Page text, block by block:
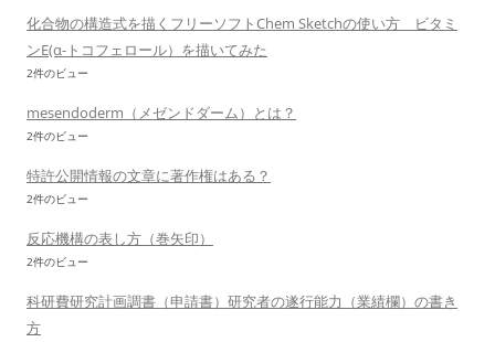
化合物の構造式を描くフリーソフトChem Sketchの使い方 ビタミ
ンE(α-トコフェロール）を描いてみた
2件のビュー
mesendoderm（メゼンドダーム）とは？
2件のビュー
特許公開情報の文章に著作権はある？
2件のビュー
反応機構の表し方（巻矢印）
2件のビュー
科研費研究計画調書（申請書）研究者の遂行能力（業績欄）の書き
方